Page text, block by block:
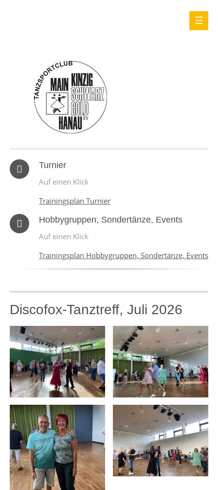
Turnier
Auf einen Klick
Trainingsplan Turnier
Hobbygruppen, Sondertänze, Events
Auf einen Klick
Trainingsplan Hobbygruppen, Sondertänze, Events
Discofox-Tanztreff, Juli 2026